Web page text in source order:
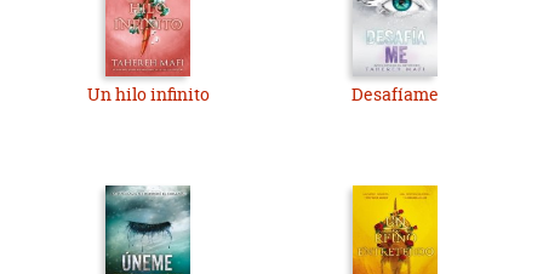
Un hilo infinito Desafíame